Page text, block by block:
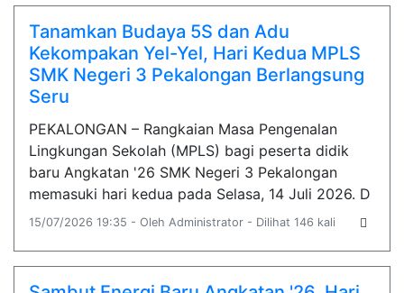
Tanamkan Budaya 5S dan Adu
Kekompakan Yel-Yel, Hari Kedua MPLS
SMK Negeri 3 Pekalongan Berlangsung
Seru
PEKALONGAN – Rangkaian Masa Pengenalan
Lingkungan Sekolah (MPLS) bagi peserta didik
baru Angkatan '26 SMK Negeri 3 Pekalongan
memasuki hari kedua pada Selasa, 14 Juli 2026. D
15/07/2026 19:35 - Oleh Administrator - Dilihat 146 kali